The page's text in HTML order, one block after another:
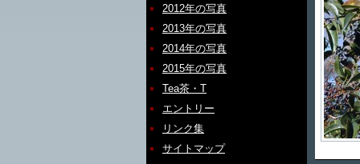
2012年の写真
2013年の写真
2014年の写真
2015年の写真
Tea茶・T
エントリー
リンク集
サイトマップ